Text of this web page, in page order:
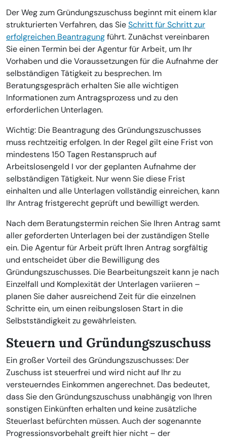
Der Weg zum Gründungszuschuss beginnt mit einem klar
strukturierten Verfahren, das SieSchritt für Schritt zur
erfolgreichen Beantragungführt. Zunächst vereinbaren
Sie einen Termin bei der Agentur für Arbeit, um Ihr
Vorhaben und die Voraussetzungen für die Aufnahme der
selbständigen Tätigkeit zu besprechen. Im
Beratungsgespräch erhalten Sie alle wichtigen
Informationen zum Antragsprozess und zu den
erforderlichen Unterlagen.
Wichtig: Die Beantragung des Gründungszuschusses
muss rechtzeitig erfolgen. In der Regel gilt eine Frist von
mindestens 150 Tagen Restanspruch auf
Arbeitslosengeld I vor der geplanten Aufnahme der
selbständigen Tätigkeit. Nur wenn Sie diese Frist
einhalten und alle Unterlagen vollständig einreichen, kann
Ihr Antrag fristgerecht geprüft und bewilligt werden.
Nach dem Beratungstermin reichen Sie Ihren Antrag samt
aller geforderten Unterlagen bei der zuständigen Stelle
ein. Die Agentur für Arbeit prüft Ihren Antrag sorgfältig
und entscheidet über die Bewilligung des
Gründungszuschusses. Die Bearbeitungszeit kann je nach
Einzelfall und Komplexität der Unterlagen variieren –
planen Sie daher ausreichend Zeit für die einzelnen
Schritte ein, um einen reibungslosen Start in die
Selbstständigkeit zu gewährleisten.
Steuern und Gründungszuschuss
Ein großer Vorteil des Gründungszuschusses: Der
Zuschuss ist steuerfrei und wird nicht auf Ihr zu
versteuerndes Einkommen angerechnet. Das bedeutet,
dass Sie den Gründungszuschuss unabhängig von Ihren
sonstigen Einkünften erhalten und keine zusätzliche
Steuerlast befürchten müssen. Auch der sogenannte
Progressionsvorbehalt greift hier nicht – der